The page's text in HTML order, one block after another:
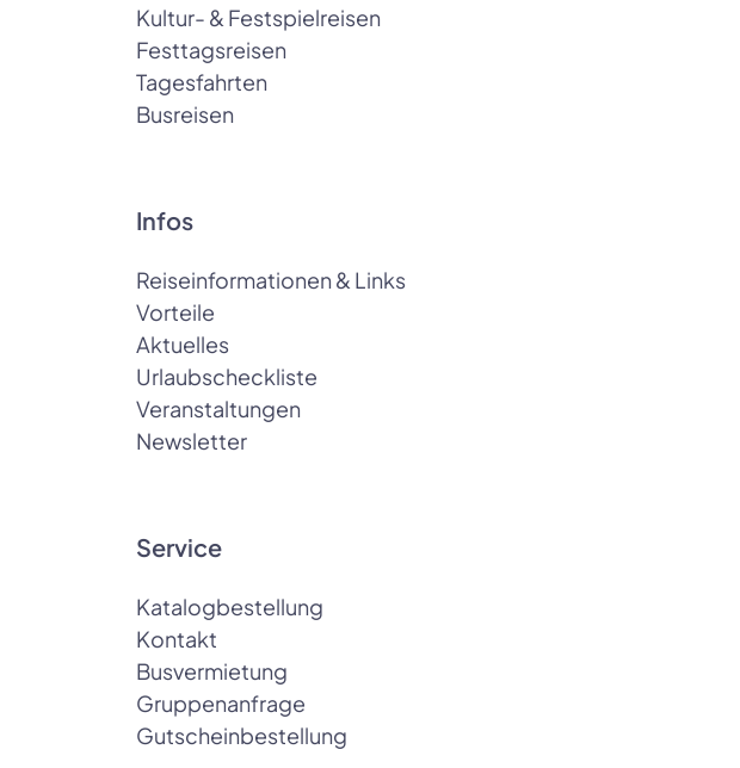
Kultur- & Festspielreisen
Festtagsreisen
Tagesfahrten
Busreisen
Infos
Reiseinformationen & Links
Vorteile
Aktuelles
Urlaubscheckliste
Veranstaltungen
Newsletter
Service
Katalogbestellung
Kontakt
Busvermietung
Gruppenanfrage
Gutscheinbestellung